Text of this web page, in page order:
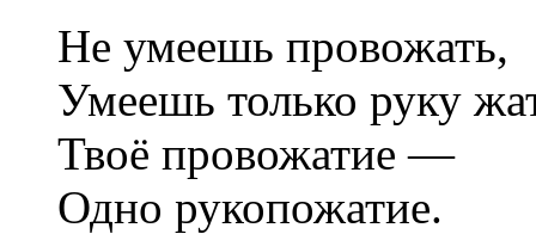
Не умеешь провожать,
Умеешь только руку
Твоё провожатие —
Одно рукопожатие.